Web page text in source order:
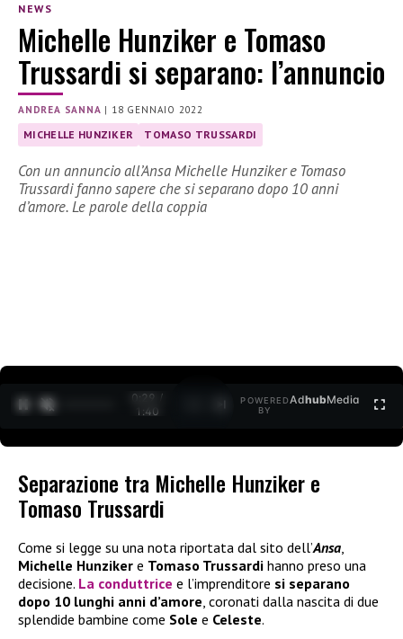
NEWS
Michelle Hunziker e Tomaso
Trussardi si separano: l’annuncio
ANDREA SANNA | 18 GENNAIO 2022
MICHELLE HUNZIKER TOMASO TRUSSARDI
Con un annuncio all’Ansa Michelle Hunziker e Tomaso
Trussardi fanno sapere che si separano dopo 10 anni
d’amore. Le parole della coppia
0:30 /
1:40
POWERED
BY
AdhubMedia
Separazione tra Michelle Hunziker e
Tomaso Trussardi
Come si legge su una nota riportata dal sito dell’Ansa,
Michelle Hunziker e Tomaso Trussardi hanno preso una
decisione. La conduttrice e l’imprenditore si separano
dopo 10 lunghi anni d’amore, coronati dalla nascita di due
splendide bambine come Sole e Celeste.